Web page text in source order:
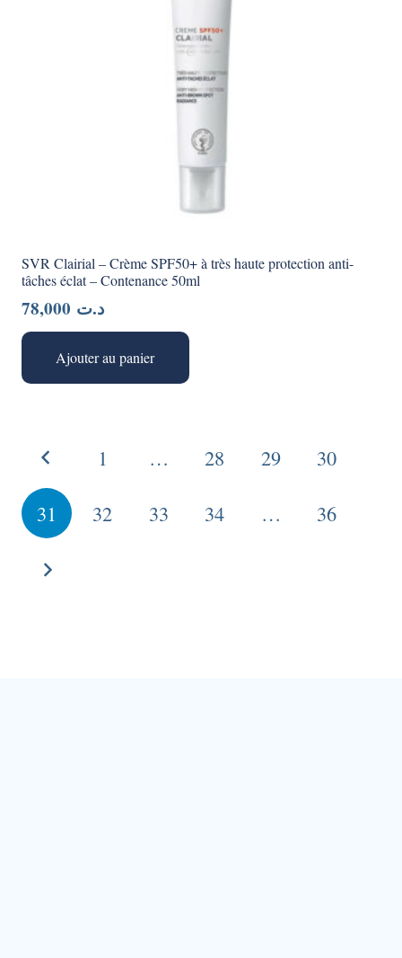
SVR Clairial – Crème SPF50+ à très haute protection anti-
tâches éclat – Contenance 50ml
د.ت
Ajouter au panier
Pagination
des
publications
1 … 28 29 30
31 32 33 34 … 36